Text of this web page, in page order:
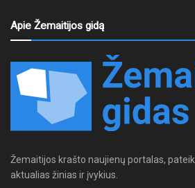
Apie Žemaitijos gidą
Žemaitijos krašto naujienų portalas,
aktualias žinias ir įvykius.